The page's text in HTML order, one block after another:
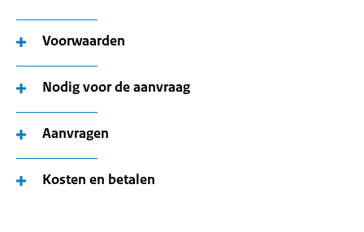
Voorwaarden
Nodig voor de aanvraag
Aanvragen
Kosten en betalen